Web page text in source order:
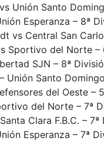
Unión Santo
Esperanza – 8ª
vs Central San
Sportivo del Norte
SJN – 8ª
Unión Santo
del Oeste –
del Norte – 7ª
Clara F.B.C. –
Esperanza – 7ª